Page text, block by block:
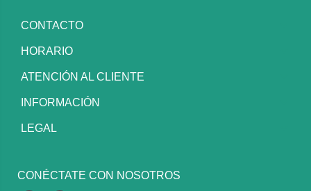
CONTACTO
HORARIO
ATENCIÓN AL CLIENTE
INFORMACIÓN
LEGAL
CONÉCTATE CON NOSOTROS